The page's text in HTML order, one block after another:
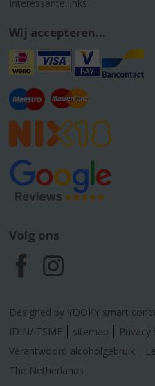
Interessante links
Wij accepteren...
Volg ons
F
a
c
e
I
n
s
t
Designed by YOOKY smart
IDIN/ITSME
sitemap
Verantwoord alcoholgebruik
The Netherlands